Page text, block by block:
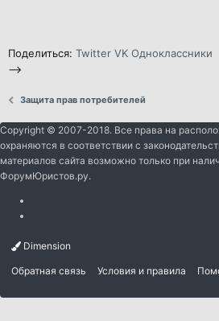
Поделиться: Twitter VK Одноклассники
-->
Защита прав потребителей
Copyright © 2007-2018. Все права на
охраняются в соответствии с
материалов сайта возможно только при
ФорумЮристов.ру.
Dimension
Обратная связь Условия и правила